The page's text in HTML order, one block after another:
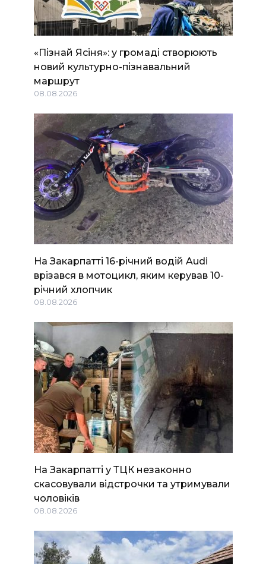
«Пізнай Ясіня»: у громаді створюють
новий культурно-пізнавальний
маршрут
08.08.2026
На Закарпатті 16-річний водій Audi
врізався в мотоцикл, яким керував 10-
річний хлопчик
08.08.2026
На Закарпатті у ТЦК незаконно
скасовували відстрочки та утримували
чоловіків
08.08.2026